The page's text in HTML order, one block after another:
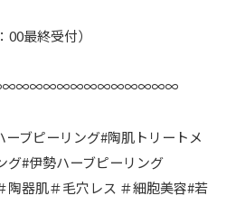
最終受付）
ブピーリング#陶肌トリートメ
グ#伊勢ハーブピーリング
陶器肌＃毛穴レス ＃細胞美容#若